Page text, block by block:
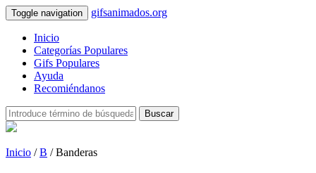
Toggle navigation gifsanimados.org
Inicio
Categorías Populares
Gifs Populares
Ayuda
Recomiéndanos
Buscar
Inicio /B / Banderas